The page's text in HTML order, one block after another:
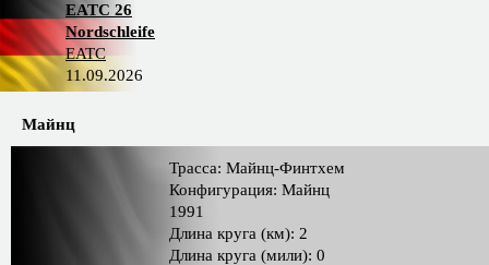
EATC 26
Nordschleife
EATC
11.09.2026
Майнц
Трасса: Майнц-Финтхем
Конфигурация: Майнц
1991
Длина круга (км): 2
Длина круга (мили): 0